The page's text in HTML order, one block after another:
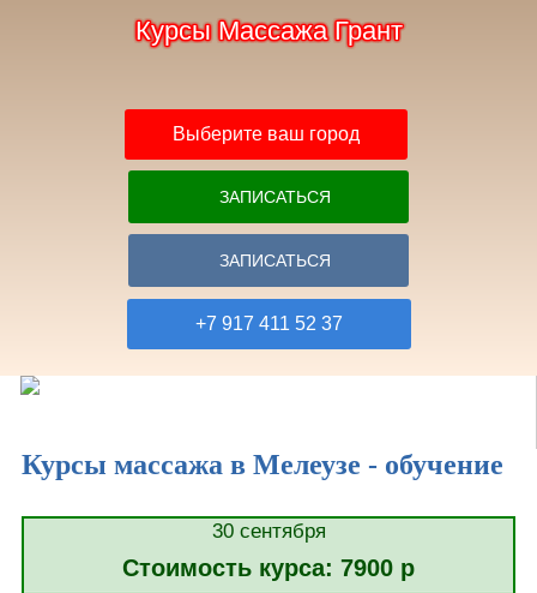
Курсы Массажа Грант
Выберите ваш город
ЗАПИСАТЬСЯ
ЗАПИСАТЬСЯ
+7 917 411 52 37
Главная
Расписание и цены
Фото с уроков
Курсы массажа в Мелеузе - обучение
30 сентября
Стоимость курса: 7900 р